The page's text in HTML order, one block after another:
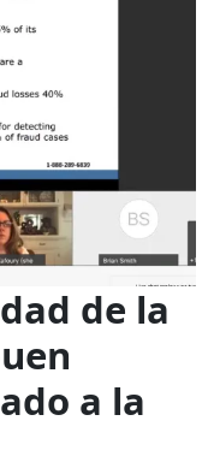
de la
a la